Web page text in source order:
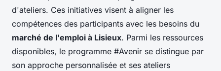
d'ateliers. Ces initiatives visent à aligner les
compétences des participants avec les besoins du
marché de l'emploi à Lisieux. Parmi les ressources
disponibles, le programme #Avenir se distingue par
son approche personnalisée et ses ateliers